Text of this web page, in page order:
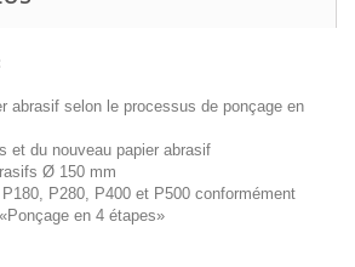
abrasif selon le processus de ponçage en
et du nouveau papier abrasif
Ø 150 mm
P280, P400 et P500 conformément
«Ponçage en 4 étapes»